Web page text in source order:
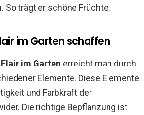
So trägt er schöne Früchte.
im Garten schaffen
im Garten erreicht man durch
Elemente. Diese Elemente
und Farbkraft der
Die richtige Bepflanzung ist